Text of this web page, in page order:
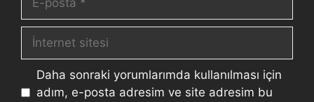
Daha sonraki yorumlarımda kullanılması için
adım, e-posta adresim ve site adresim bu